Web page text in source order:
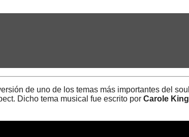
de uno de los temas más importantes del soul
Dicho tema musical fue escrito por Carole King